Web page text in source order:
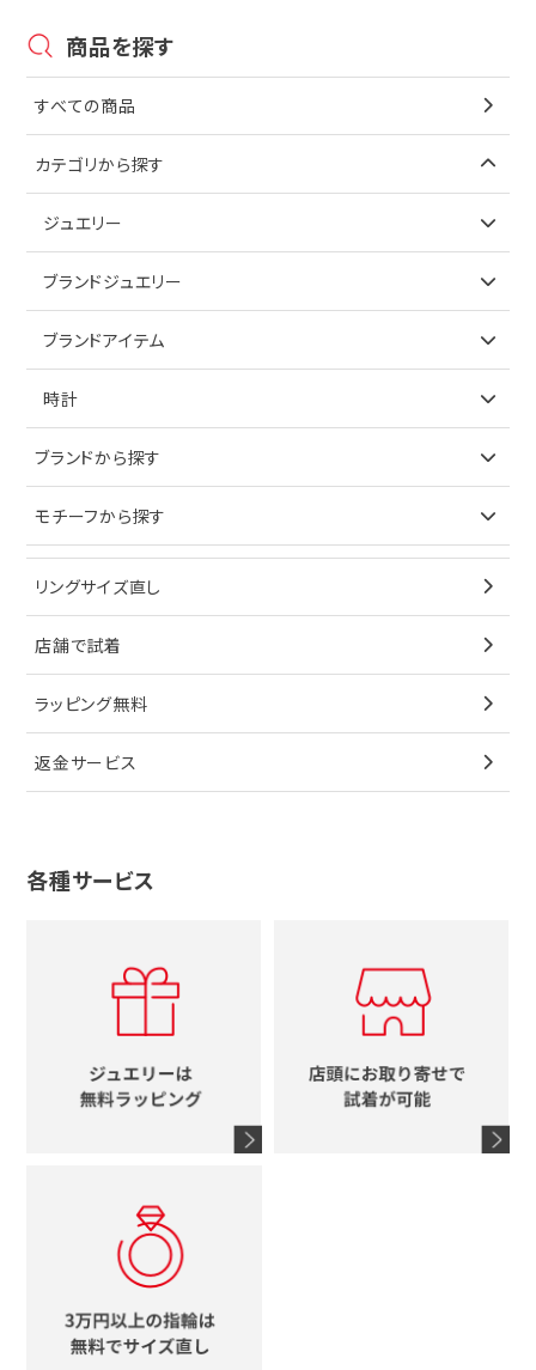
商品を探す
すべての商品
カテゴリから探す
ジュエリー
アイテムで探す
ブレスレット
ペンダントトップ
ブローチ
その他
ノーブランドジュエリーをすべて見る
ブランドジュエリー
アイテムで探す
イヤリング
ブレスレット
ペンダントトップ
ブローチ
その他
ティファニー
ブルガリ
グッチ
スタージュエリー
ウノアエレ
ブランドアイテム
アイテムで探す
キーケース
サングラス
シューズ
香水
シャネル
コーチ
ブランドアイテムをすべて見る
時計
ブランドで探す
オメガ
シャネル
タグホイヤー
カルティエ
セイコー
メンズ時計
時計をすべて見る
ブランドから探す
ティファニー
ブルガリ
カルティエ
ウノアエレ
4℃
グッチ
ルイヴィトン
エルメス
シャネル
タグホイヤー
モチーフから探す
星
リボン
花
十字架
イニシャル
リングサイズ直し
店舗で試着
ラッピング無料
返金サービス
各種サービス